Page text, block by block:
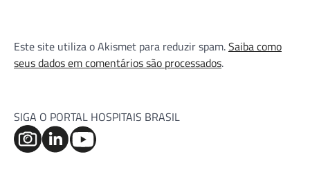
Este site utiliza o Akismet para reduzir spam.Saiba como
seus dados em comentários são processados.
SIGA O PORTAL HOSPITAIS BRASIL